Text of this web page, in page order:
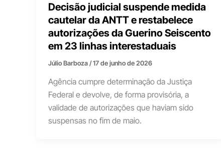
Decisão judicial suspende medida
cautelar da ANTT e restabelece
autorizações da Guerino Seiscento
em 23 linhas interestaduais
Júlio Barboza/17 de junho de 2026
Agência cumpre determinação da Justiça
Federal e devolve, de forma provisória, a
validade de autorizações que haviam sido
suspensas no fim de maio.